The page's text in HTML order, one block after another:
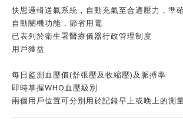
快思邏輯送氣系統，自動充氣至合適壓力，準
自動關機功能，節省用電
已表列於衛生署醫療儀器行政管理制度
用戶獲益
每日監測血壓值(舒張壓及收縮壓)及脈搏率
即時掌握WHO血壓級別
兩個用戶位置可分別用於記錄早上或晚上的測